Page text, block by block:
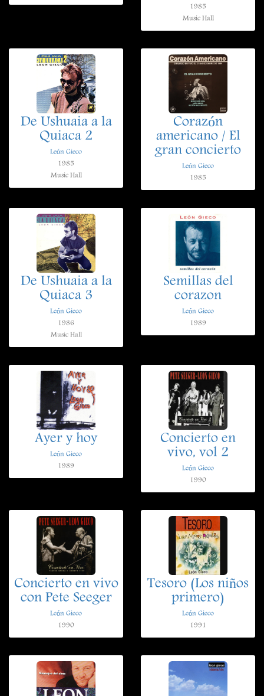
1985
Music Hall
De Ushuaia a la
Quiaca 2
León Gieco
1985
Music Hall
Corazón
americano / El
gran concierto
León Gieco
1985
De Ushuaia a la
Quiaca 3
León Gieco
1986
Music Hall
Semillas del
corazon
León Gieco
1989
Ayer y hoy
León Gieco
1989
Concierto en
vivo, vol 2
León Gieco
1990
Concierto en vivo
con Pete Seeger
León Gieco
1990
Tesoro (Los niños
primero)
León Gieco
1991